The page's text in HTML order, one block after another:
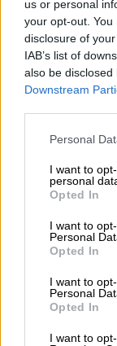
us or personal
your opt-out.
disclosure of
IAB’s list of
also be
Downstream
Please note that
not limited to
grant or deny
use your data
consent section.
Personal
I want to
personal
Opted In
I want to
Personal
Opted In
I want to
Personal
Opted In
I want to
Ελλάδα|
Ποια
Νοσοκομεία,
χώροι
λίστα